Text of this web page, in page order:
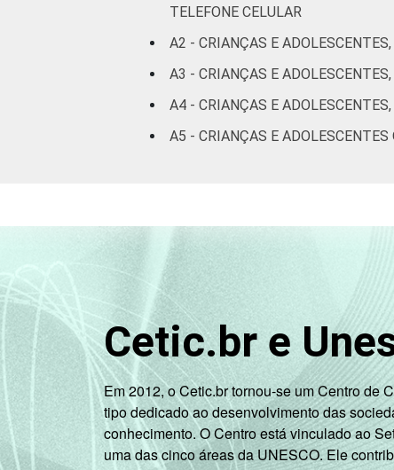
RENDA FAMILIAR
Mais
até
até
CLASSE SOCIAL
TELEFONE CELULAR
A2 - CRIANÇAS E
A3 - CRIANÇAS E
A4 - CRIANÇAS E
A5 - CRIANÇAS E
Cetic.br e
Em 2012, o Cetic.br tornou-se um Centro de
tipo dedicado ao desenvolvimento das
conhecimento. O Centro está vinculado ao
uma das cinco áreas da UNESCO. Ele